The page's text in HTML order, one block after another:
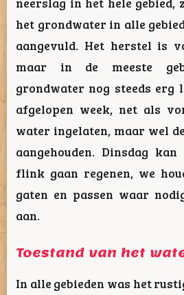
het grondwater in alle
aangevuld. Het herstel is
maar in de meeste
grondwater nog steeds erg
afgelopen week, net als
water ingelaten, maar wel
aangehouden. Dinsdag
flink gaan regenen, we
gaten en passen waar
aan.
Toestand van het
In alle gebieden was het